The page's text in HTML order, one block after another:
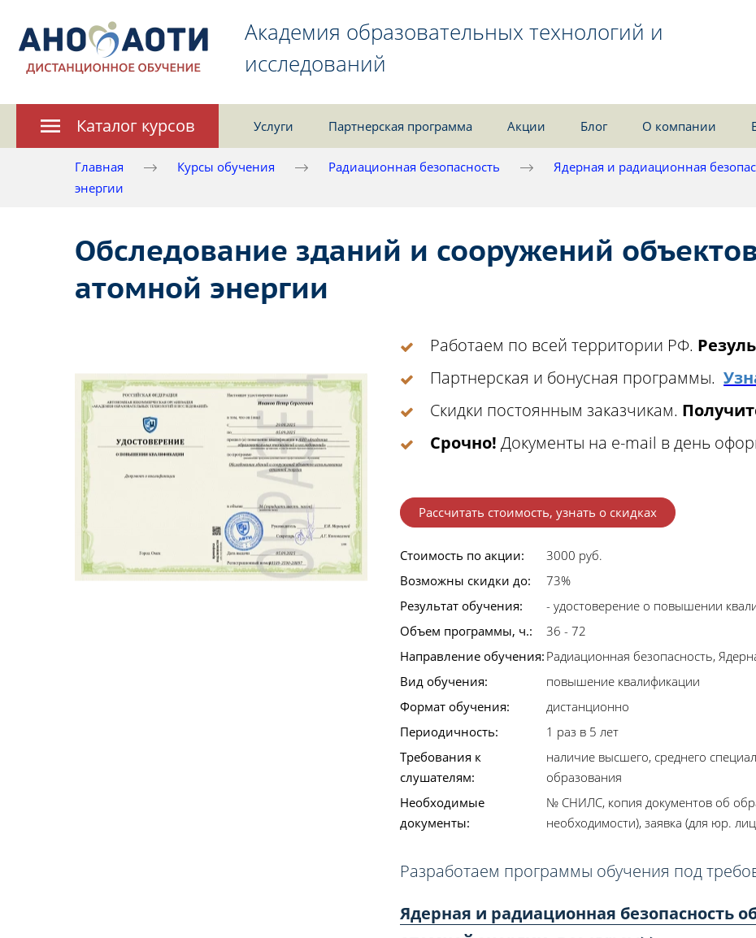
Академия образовательных технологий и
исследований
Каталог курсов Услуги Партнерская программа Акции Блог О компании
Главная Курсы обучения Радиационная безопасность
Ядерная и радиационная
энергии
Обследование зданий и сооружений
атомной энергии
Работаем по всей территории РФ.
Партнерская и бонусная программы.
Скидки постоянным заказчикам.
Срочно! Документы на e-mail в день
Рассчитать стоимость, узнать о скидках
Стоимость по акции:
3000 руб.
Возможны скидки до:
73%
Результат обучения:
- удостоверение о повышении
Объем программы, ч.:
36 - 72
Направление обучения: Радиационная безопасность,
Вид обучения:
повышение квалификации
Формат обучения:
дистанционно
Периодичность:
1 раз в 5 лет
Требования к
слушателям:
наличие высшего, среднего
образования
Необходимые
документы:
№ СНИЛС, копия документов об
необходимости), заявка (для юр.
Разработаем программы обучения под
Ядерная и радиационная безопасность